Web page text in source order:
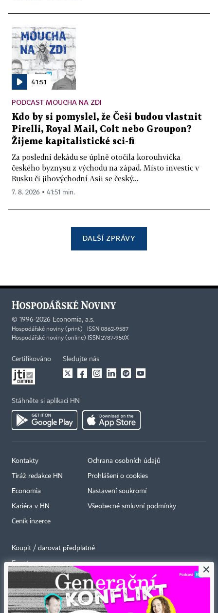
41:51
PODCAST MOUCHA NA ZDI
Kdo by si pomyslel, že Češi budou vlastnit
Pirelli, Royal Mail, Colt nebo Groupon?
Žijeme kapitalistické sci-fi
Za poslední dekádu se úplně otočila korouhvička
českého byznysu z východu na západ. Místo investic v
Rusku či jihovýchodní Asii se český...
7. 8. 2026 ▪ 41:51 min.
DALŠÍ ZPRÁVY
© 1996-2026 Economia, a.s.
Hospodářské noviny (print) ISSN 0862-9587
Hospodářské noviny (online) ISSN 2787-950X
Certifikováno Sledujte nás
Stáhněte si aplikaci HN
Kontakty
Tiráž redakce HN
Economia
Kariéra v HN
Ceník inzerce
Ochrana osobních údajů
Prohlášení o cookies
Nastavení soukromí
Všeobecné smluvní podmínky
Koupit / darovat předplatné
Eventy
Newslettery
RSS kanály
×